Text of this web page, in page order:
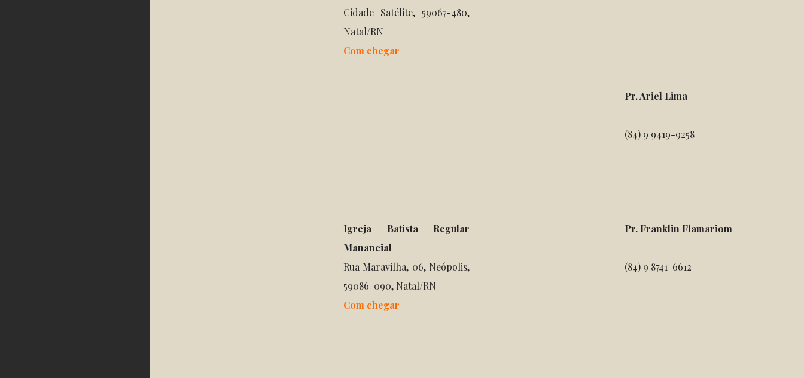
Cidade Satélite, 59067-480,
Natal/RN
Com chegar
Pr. Ariel Lima
(84) 9 9419-9258
Igreja Batista Regular
Manancial
Rua Maravilha, 06, Neópolis,
59086-090, Natal/RN
Com chegar
Pr. Franklin Flamariom
(84) 9 8741-6612